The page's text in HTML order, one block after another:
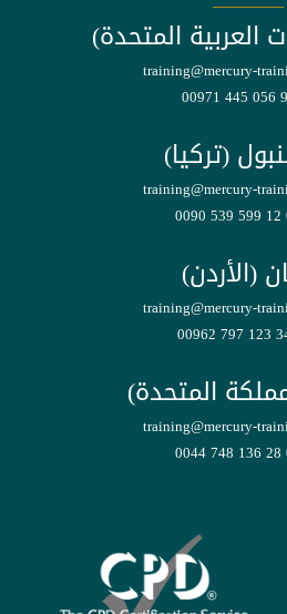
العربية المتحدة)
training@mercury-
00971 445 056
(تركيا)
training@mercury-
0090 539 599 12
(الأردن)
training@mercury-
00962 797 123
المتحدة)
training@mercury-
0044 748 136 28